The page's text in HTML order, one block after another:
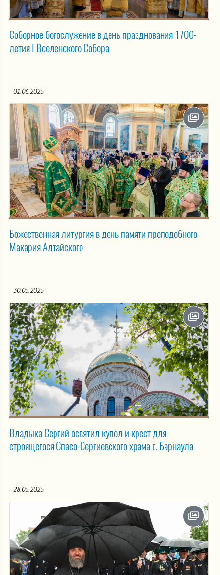
Соборное богослужение в день празднования 1700-
летия I Вселенского Собора
01.06.2025
Божественная литургия в день памяти преподобного
Макария Алтайского
30.05.2025
Владыка Сергий освятил купол и крест для
строящегося Спасо-Сергиевского храма г. Барнаула
28.05.2025